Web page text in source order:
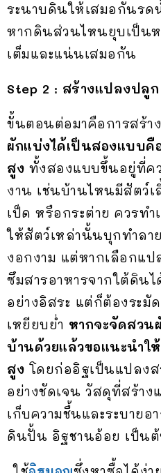
ระนาบดินให้เสมอกันรด
หากดินส่วนไหนยุบเป็น
เต็มและแน่นเสมอกัน
Step 2 : สร้างแปลงปลูก
ขั้นตอนต่อมาคือการสร้า
ผักแบ่งได้เป็นสองแบบ
สูง ทั้งสองแบบขึ้นอยู่ที่ค
งาน เช่นบ้านไหนมีสัตว์เ
เป็ด หรือกระต่าย ควรท
ให้สัตว์เหล่านั้นบุกทำลา
งอกงาม แต่หากเลือกแ
ซึมสารอาหารจากใต้ดิน
อย่างอิสระ แต่ก็ต้องระมั
เหยียบย่ำ หากจะจัดสวน
บ้านด้วยแล้วขอแนะนำ
สูง โดยก่ออิฐเป็นแปลงส
อย่างชัดเจน วัสดุที่สร้า
เก็บความชื้นและระบายอ
ดินปั้น อิฐชานอ้อย เป็น